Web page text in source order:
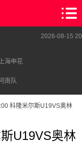
2026-08-15
海申花
南队
科隆米尔斯U19VS奥林
U19VS奥林